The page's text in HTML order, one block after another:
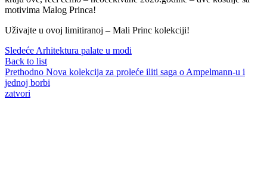
motivima Malog Princa!
Uživajte u ovoj limitiranoj – Mali Princ kolekciji!
Sledeće Arhitektura palate u modi
Back to list
Prethodno Nova kolekcija za proleće iliti saga o Ampelmann-u i
jednoj borbi
zatvori